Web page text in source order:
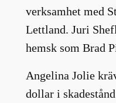
verksamhet med
Lettland. Juri
hemsk som Brad
Angelina Jolie
dollar i